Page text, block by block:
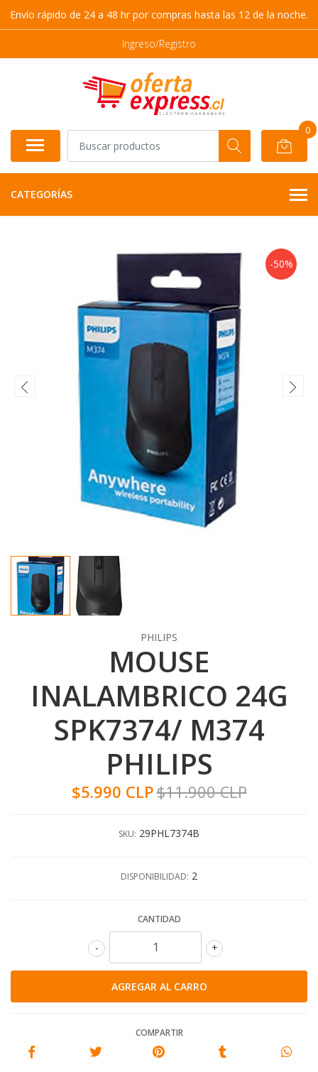
Envío rápido de 24 a 48 hr por compras hasta las 12 de la noche.
Ingreso/Registro
0
CATEGORÍAS
-50%
PHILIPS
MOUSE
INALAMBRICO 24G
SPK7374/ M374
PHILIPS
$5.990 CLP$11.900 CLP
SKU: 29PHL7374B
DISPONIBILIDAD: 2
CANTIDAD
+
-
COMPARTIR